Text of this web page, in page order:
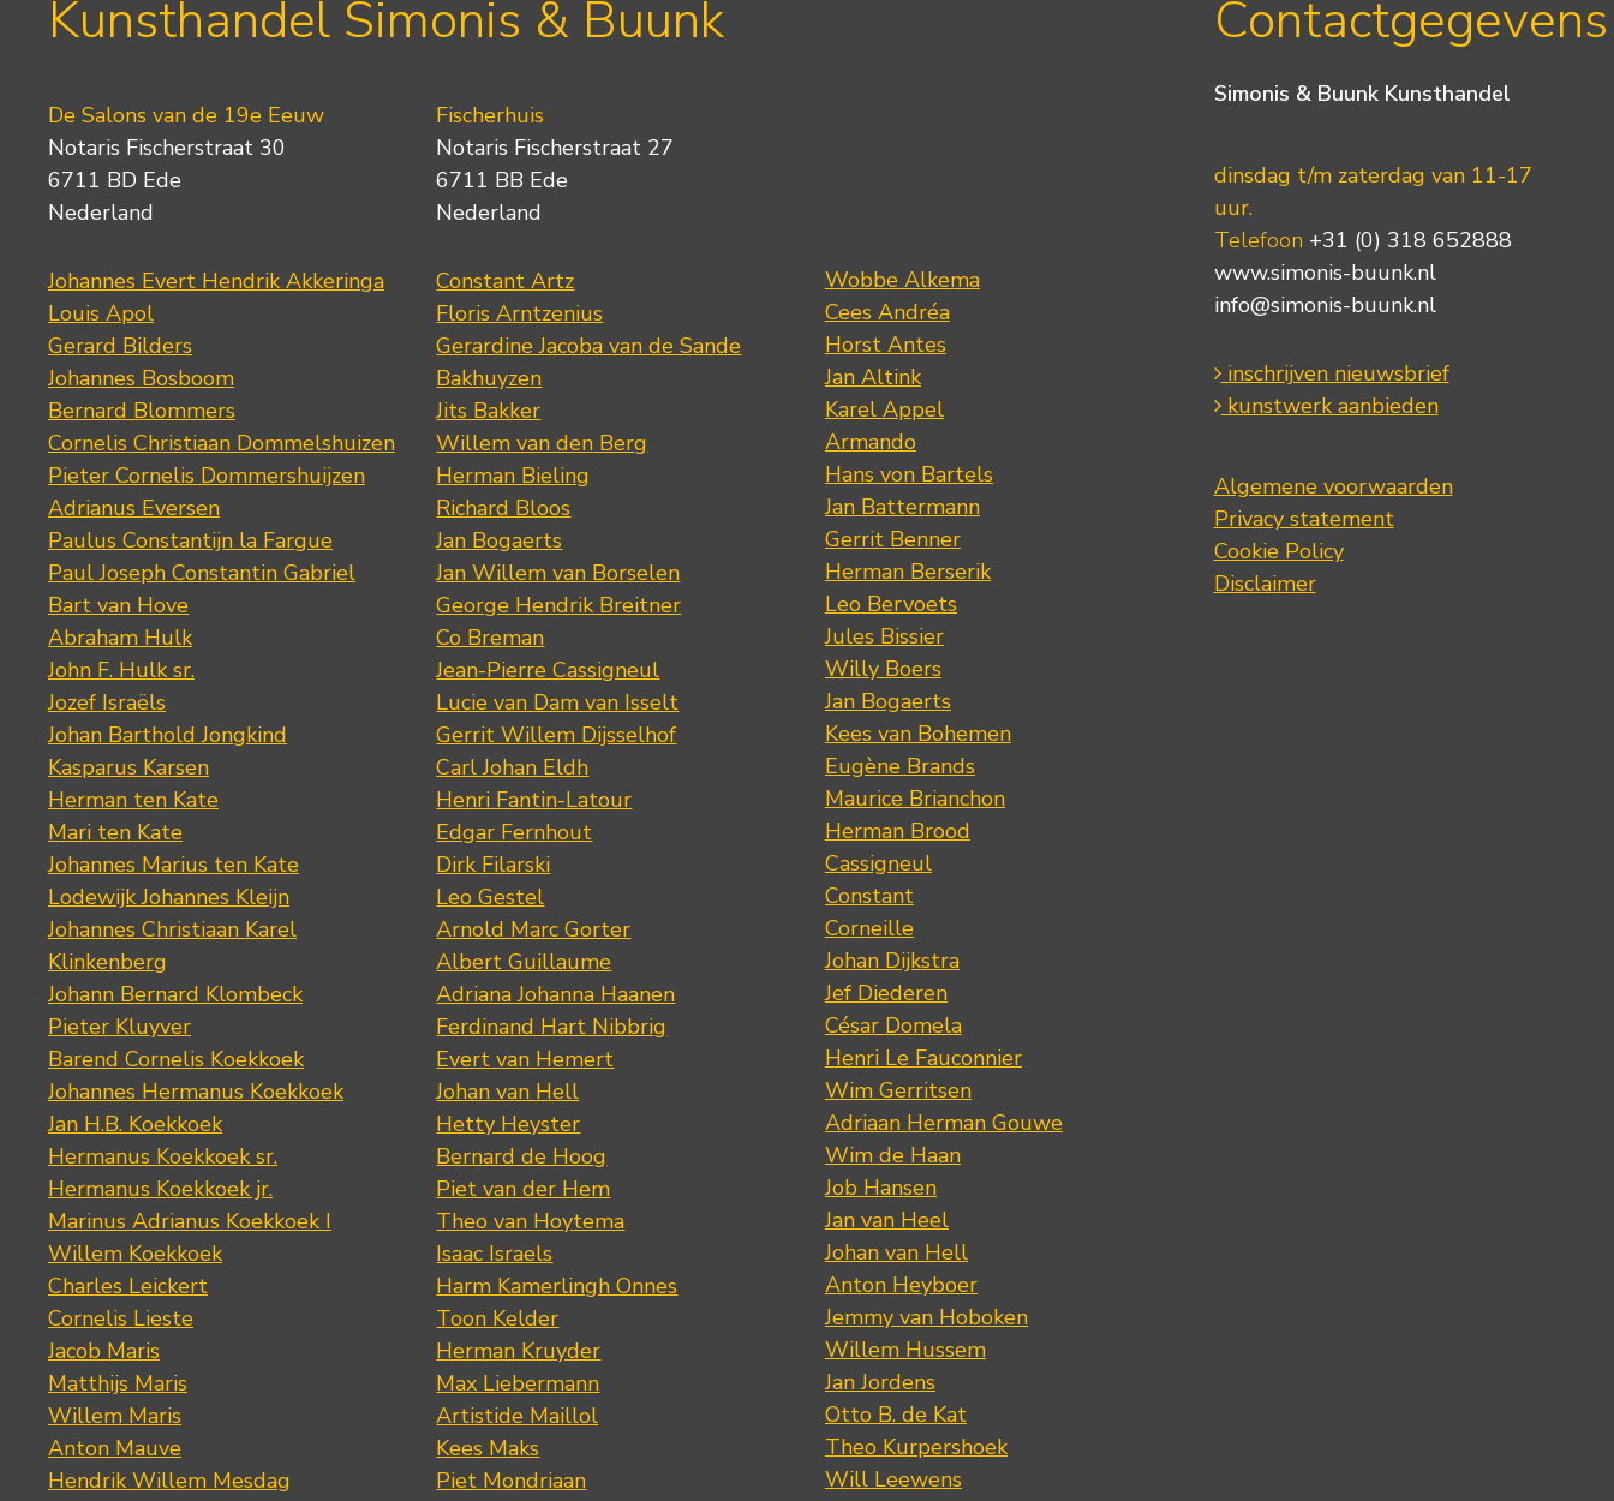
Kunsthandel Simonis & Buunk
De Salons van de 19e Eeuw
Notaris Fischerstraat 30
6711 BD Ede
Nederland
Johannes Evert Hendrik Akkeringa
Louis Apol
Gerard Bilders
Johannes Bosboom
Bernard Blommers
Cornelis Christiaan Dommelshuizen
Pieter Cornelis Dommershuijzen
Adrianus Eversen
Paulus Constantijn la Fargue
Paul Joseph Constantin Gabriel
Bart van Hove
Abraham Hulk
John F. Hulk sr.
Jozef Israëls
Johan Barthold Jongkind
Kasparus Karsen
Herman ten Kate
Mari ten Kate
Johannes Marius ten Kate
Lodewijk Johannes Kleijn
Johannes Christiaan Karel
Klinkenberg
Johann Bernard Klombeck
Pieter Kluyver
Barend Cornelis Koekkoek
Johannes Hermanus Koekkoek
Jan H.B. Koekkoek
Hermanus Koekkoek sr.
Hermanus Koekkoek jr.
Marinus Adrianus Koekkoek I
Willem Koekkoek
Charles Leickert
Cornelis Lieste
Jacob Maris
Matthijs Maris
Willem Maris
Anton Mauve
Hendrik Willem Mesdag
Fischerhuis
Notaris Fischerstraat 27
6711 BB Ede
Nederland
Constant Artz
Floris Arntzenius
Gerardine Jacoba van de Sande
Bakhuyzen
Jits Bakker
Willem van den Berg
Herman Bieling
Richard Bloos
Jan Bogaerts
Jan Willem van Borselen
George Hendrik Breitner
Co Breman
Jean-Pierre Cassigneul
Lucie van Dam van Isselt
Gerrit Willem Dijsselhof
Carl Johan Eldh
Henri Fantin-Latour
Edgar Fernhout
Dirk Filarski
Leo Gestel
Arnold Marc Gorter
Albert Guillaume
Adriana Johanna Haanen
Ferdinand Hart Nibbrig
Evert van Hemert
Johan van Hell
Hetty Heyster
Bernard de Hoog
Piet van der Hem
Theo van Hoytema
Isaac Israels
Harm Kamerlingh Onnes
Toon Kelder
Herman Kruyder
Max Liebermann
Artistide Maillol
Kees Maks
Piet Mondriaan
Wobbe Alkema
Cees Andréa
Horst Antes
Jan Altink
Karel Appel
Armando
Hans von Bartels
Jan Battermann
Gerrit Benner
Herman Berserik
Leo Bervoets
Jules Bissier
Willy Boers
Jan Bogaerts
Kees van Bohemen
Eugène Brands
Maurice Brianchon
Herman Brood
Cassigneul
Constant
Corneille
Johan Dijkstra
Jef Diederen
César Domela
Henri Le Fauconnier
Wim Gerritsen
Adriaan Herman Gouwe
Wim de Haan
Job Hansen
Jan van Heel
Johan van Hell
Anton Heyboer
Jemmy van Hoboken
Willem Hussem
Jan Jordens
Otto B. de Kat
Theo Kurpershoek
Will Leewens
Contactgegevens
Simonis & Buunk Kunsthandel
dinsdag t/m zaterdag van 11-17
uur.
Telefoon +31 (0) 318 652888
www.simonis-buunk.nl
info@simonis-buunk.nl
inschrijven nieuwsbrief
kunstwerk aanbieden
Algemene voorwaarden
Privacy statement
Cookie Policy
Disclaimer